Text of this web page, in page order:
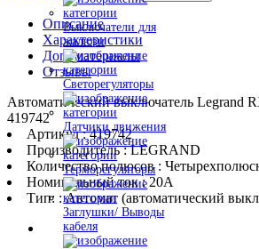
Выключатели для
жалюзи
Светорегуляторы
Датчики движения
Терморегуляторы
Заглушки/ Выводы
кабеля
Описание
Характеристики
Доп. материалы
Отзывы
Автоматический выключатель Legrand
419742
Артикул : 419742
Производитель : LEGRAND
Количество полюсов :
Номинальный ток : 20A
Тип: : Автомат (автоматический